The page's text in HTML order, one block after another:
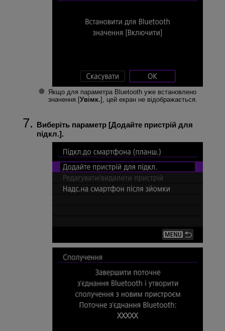
Якщо для параметра Bluetooth уже встановлено
значення [Увімк.], цей екран не відображається.
Виберіть параметр [Додайте пристрій для
підкл.].